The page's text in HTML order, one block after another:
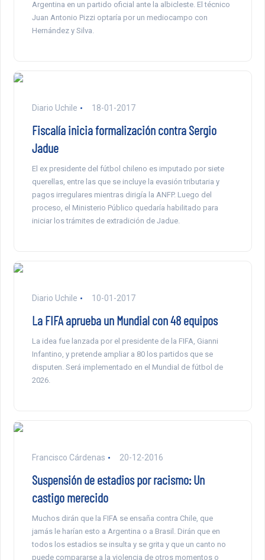
Argentina en un partido oficial ante la albicleste. El técnico
Juan Antonio Pizzi optaría por un mediocampo con
Hernández y Silva.
Diario Uchile 18-01-2017
Fiscalía inicia formalización contra Sergio
Jadue
El ex presidente del fútbol chileno es imputado por siete
querellas, entre las que se incluye la evasión tributaria y
pagos irregulares mientras dirigía la ANFP. Luego del
proceso, el Ministerio Público quedaría habilitado para
iniciar los trámites de extradición de Jadue.
Diario Uchile 10-01-2017
La FIFA aprueba un Mundial con 48 equipos
La idea fue lanzada por el presidente de la FIFA, Gianni
Infantino, y pretende ampliar a 80 los partidos que se
disputen. Será implementado en el Mundial de fútbol de
2026.
Francisco Cárdenas 20-12-2016
Suspensión de estadios por racismo: Un
castigo merecido
Muchos dirán que la FIFA se ensaña contra Chile, que
jamás le harían esto a Argentina o a Brasil. Dirán que en
todos los estadios se insulta y se grita y que un canto no
puede compararse a la violencia de otros momentos o